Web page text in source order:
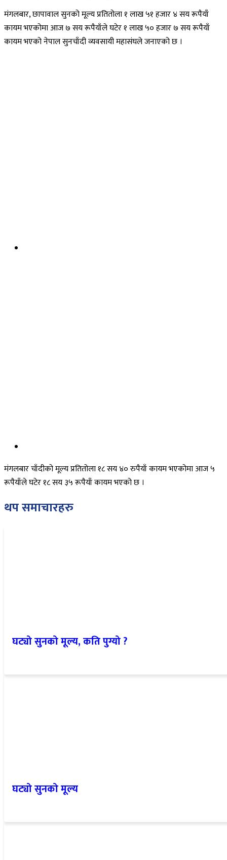
मंगलबार, छापावाल सुनको मूल्य प्रतितोला १ लाख ५१ हजार ४ सय रूपैयाँ
कायम भएकोमा आज ७ सय रूपैयाँले घटेर १ लाख ५० हजार ७ सय रूपैयाँ
कायम भएको नेपाल सुनचाँदी व्यवसायी महासंघले जनाएको छ ।
मंगलबार चाँदीको मूल्य प्रतितोला १८ सय ४० रुपैयाँ कायम भएकोमा आज ५
रूपैयाँले घटेर १८ सय ३५ रूपैयाँ कायम भएको छ ।
थप समाचारहरु
घट्यो सुनको मूल्य, कति पुग्यो ?
घट्यो सुनको मूल्य